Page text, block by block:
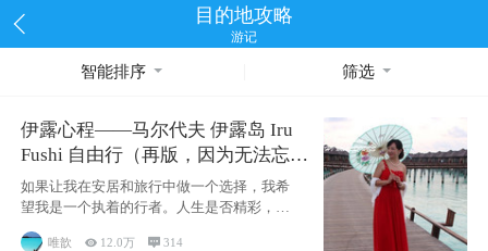
目的地攻略
游记
智能排序 筛选
伊露心程——马尔代夫 伊露岛 Iru
Fushi 自由行（再版，因为无法忘却
的留恋）
如果让我在安居和旅行中做一个选择，我希
望我是一个执着的行者。人生是否精彩，都
源于自己
唯歆  12.0万  314